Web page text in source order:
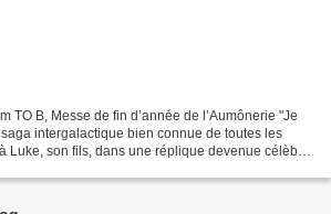
TO B, Messe de fin d’année de l’Aumônerie "Je
intergalactique bien connue de toutes les
Luke, son fils, dans une réplique devenue célèbre